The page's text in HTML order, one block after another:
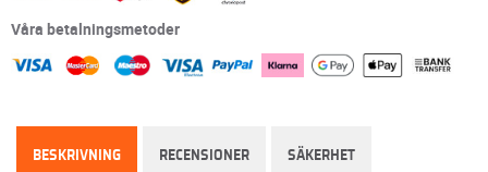
Våra betalningsmetoder
BESKRIVNING RECENSIONER SÄKERHET